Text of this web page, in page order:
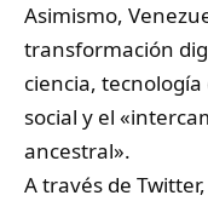
Asimismo,
transformación
ciencia,
social y el
ancestral».
A través de